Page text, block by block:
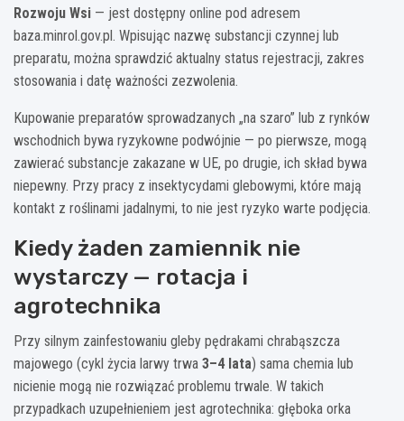
Rozwoju Wsi — jest dostępny online pod adresem
baza.minrol.gov.pl. Wpisując nazwę substancji czynnej lub
preparatu, można sprawdzić aktualny status rejestracji, zakres
stosowania i datę ważności zezwolenia.
Kupowanie preparatów sprowadzanych „na szaro” lub z rynków
wschodnich bywa ryzykowne podwójnie — po pierwsze, mogą
zawierać substancje zakazane w UE, po drugie, ich skład bywa
niepewny. Przy pracy z insektycydami glebowymi, które mają
kontakt z roślinami jadalnymi, to nie jest ryzyko warte podjęcia.
Kiedy żaden zamiennik nie
wystarczy — rotacja i
agrotechnika
Przy silnym zainfestowaniu gleby pędrakami chrabąszcza
majowego (cykl życia larwy trwa 3–4 lata) sama chemia lub
nicienie mogą nie rozwiązać problemu trwale. W takich
przypadkach uzupełnieniem jest agrotechnika: głęboka orka